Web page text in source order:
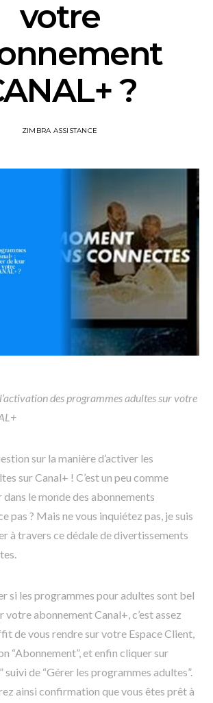
votre
?
ZIMBRA ASSISTANCE
des programmes adultes sur votre
sur la manière d’activer les
sur Canal+ ! C’est un peu comme
le monde des abonnements
pas ? Mais ne vous inquiétez pas, je suis
à travers ce dédale de divertissements
si les programmes pour adultes sont bel
votre abonnement Canal+, c’est assez
de vous rendre sur votre Espace Client,
“Abonnement”, et enfin cliquer sur
suivi de “Gérer les programmes adultes”.
ainsi confirmation que vous êtes prêt à